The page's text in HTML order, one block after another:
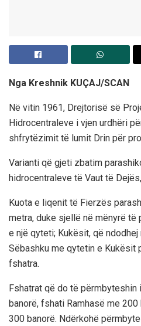
Nga Kreshnik KUÇAJ/SCAN
Në vitin 1961, Drejtorisë së
Hidrocentraleve i vjen urdhëri
shfrytëzimit të lumit Drin për
Varianti që gjeti zbatim
hidrocentraleve të Vaut të
Kuota e liqenit të Fierzës
metra, duke sjellë në mënyrë të
e një qyteti; Kukësit, që ndodhej
Sëbashku me qytetin e Kukësit
fshatra.
Fshatrat që do të
banorë, fshati Ramhasë me
300 banorë. Ndërkohë